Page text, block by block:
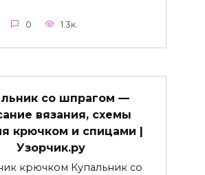
0 1.3к.
со шпрагом —
вязания, схемы
крючком и спицами |
Узорчик.ру
крючком Купальник со